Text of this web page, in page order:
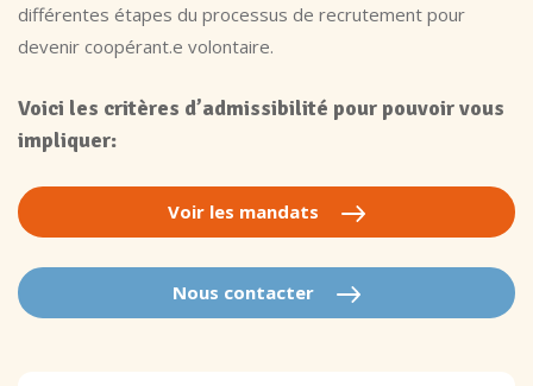
différentes étapes du processus de recrutement pour
devenir coopérant.e volontaire.
Voici les critères d’admissibilité pour pouvoir vous
impliquer:
Voir les mandats
Nous contacter